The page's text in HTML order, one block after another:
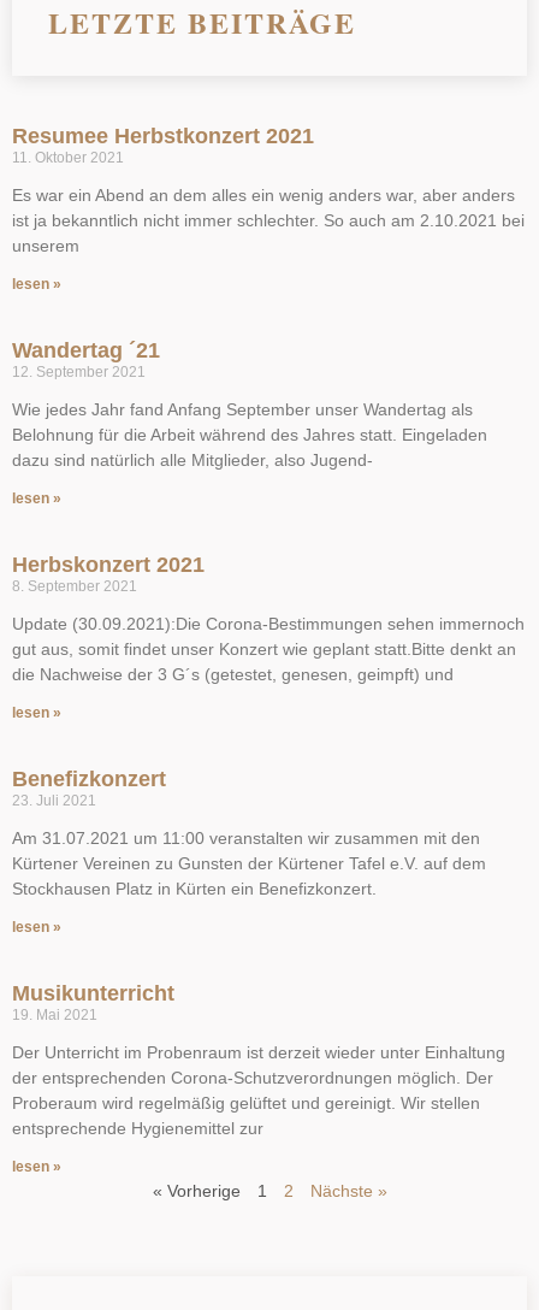
LETZTE BEITRÄGE
Resumee Herbstkonzert 2021
11. Oktober 2021
Es war ein Abend an dem alles ein wenig anders war, aber anders
ist ja bekanntlich nicht immer schlechter. So auch am 2.10.2021 bei
unserem
lesen »
Wandertag ´21
12. September 2021
Wie jedes Jahr fand Anfang September unser Wandertag als
Belohnung für die Arbeit während des Jahres statt. Eingeladen
dazu sind natürlich alle Mitglieder, also Jugend-
lesen »
Herbskonzert 2021
8. September 2021
Update (30.09.2021):Die Corona-Bestimmungen sehen immernoch
gut aus, somit findet unser Konzert wie geplant statt.Bitte denkt an
die Nachweise der 3 G´s (getestet, genesen, geimpft) und
lesen »
Benefizkonzert
23. Juli 2021
Am 31.07.2021 um 11:00 veranstalten wir zusammen mit den
Kürtener Vereinen zu Gunsten der Kürtener Tafel e.V. auf dem
Stockhausen Platz in Kürten ein Benefizkonzert.
lesen »
Musikunterricht
19. Mai 2021
Der Unterricht im Probenraum ist derzeit wieder unter Einhaltung
der entsprechenden Corona-Schutzverordnungen möglich. Der
Proberaum wird regelmäßig gelüftet und gereinigt. Wir stellen
entsprechende Hygienemittel zur
lesen »
« Vorherige 1 2 Nächste »